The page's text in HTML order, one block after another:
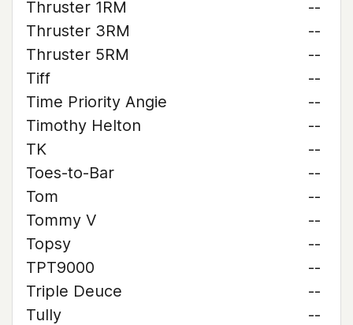
Thruster 1RM
--
Thruster 3RM
--
Thruster 5RM
--
Tiff
--
Time Priority Angie
--
Timothy Helton
--
TK
--
Toes-to-Bar
--
Tom
--
Tommy V
--
Topsy
--
TPT9000
--
Triple Deuce
--
Tully
--